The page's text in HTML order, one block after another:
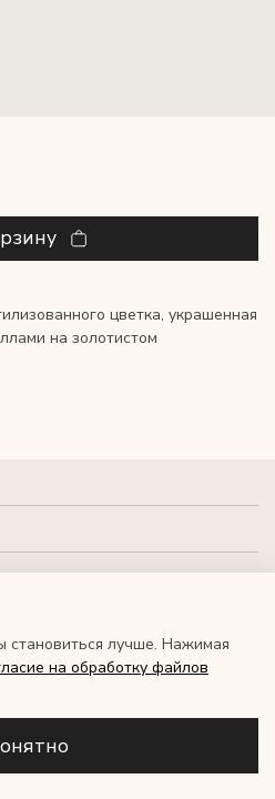
цветка, украшенная
на золотистом
лучше. Нажимая
на обработку файлов